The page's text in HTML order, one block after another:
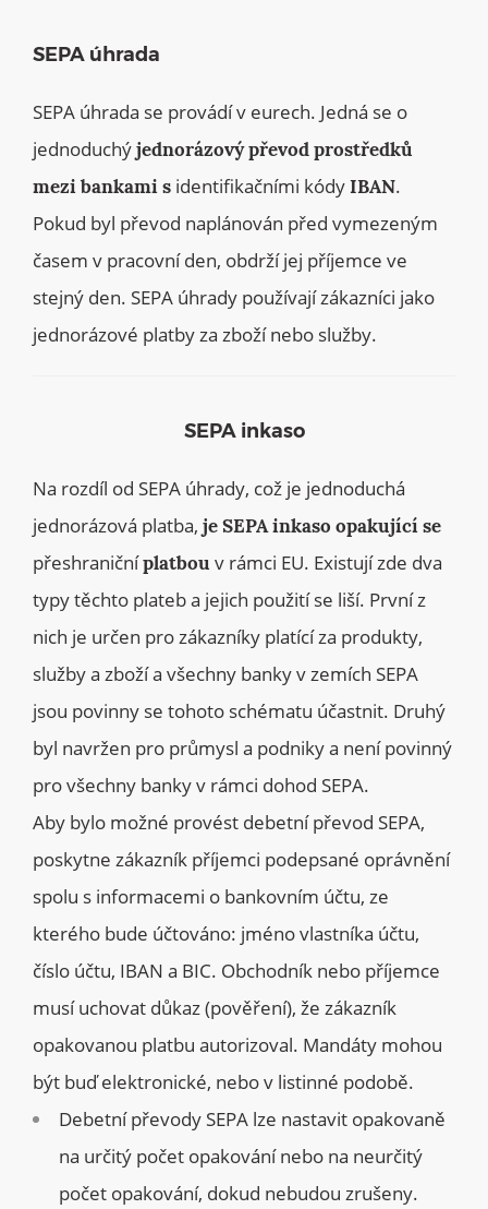
SEPA úhrada
SEPA úhrada se provádí v eurech. Jedná se o
jednoduchýjednorázový převod prostředků
mezi bankami s identifikačními kódyIBAN.
Pokud byl převod naplánován před vymezeným
časem v pracovní den, obdrží jej příjemce ve
stejný den. SEPA úhrady používají zákazníci jako
jednorázové platby za zboží nebo služby.
SEPA inkaso
Na rozdíl od SEPA úhrady, což je jednoduchá
jednorázová platba, je SEPA inkaso opakující se
přeshraničníplatbou v rámci EU. Existují zde dva
typy těchto plateb a jejich použití se liší. První z
nich je určen pro zákazníky platící za produkty,
služby a zboží a všechny banky v zemích SEPA
jsou povinny se tohoto schématu účastnit. Druhý
byl navržen pro průmysl a podniky a není povinný
pro všechny banky v rámci dohod SEPA.
Aby bylo možné provést debetní převod SEPA,
poskytne zákazník příjemci podepsané oprávnění
spolu s informacemi o bankovním účtu, ze
kterého bude účtováno: jméno vlastníka účtu,
číslo účtu, IBAN a BIC. Obchodník nebo příjemce
musí uchovat důkaz (pověření), že zákazník
opakovanou platbu autorizoval. Mandáty mohou
být buď elektronické, nebo v listinné podobě.
Debetní převody SEPA lze nastavit opakovaně
na určitý počet opakování nebo na neurčitý
počet opakování, dokud nebudou zrušeny.